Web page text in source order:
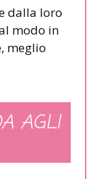
dalla loro
modo in
meglio
AGLI